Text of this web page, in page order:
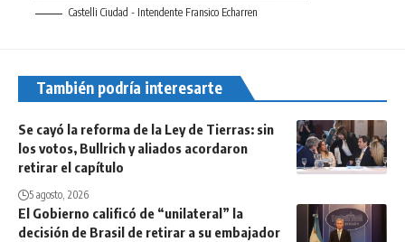
Castelli Ciudad - Intendente Fransico Echarren
También podría interesarte
Se cayó la reforma de la Ley de Tierras: sin
los votos, Bullrich y aliados acordaron
retirar el capítulo
5 agosto, 2026
El Gobierno calificó de “unilateral” la
decisión de Brasil de retirar a su embajador